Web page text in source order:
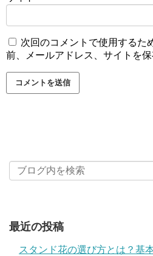
次回のコメントで使用するた
前、メールアドレス、サイトを保
最近の投稿
スタンド花の選び方とは？基